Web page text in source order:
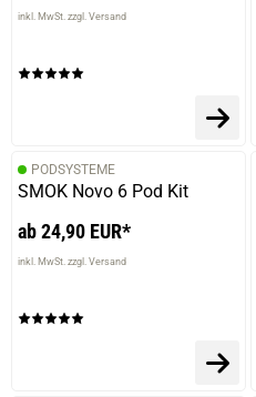
inkl. MwSt. zzgl. Versand
PODSYSTEME
SMOK Novo 6 Pod Kit
ab 24,90 EUR*
inkl. MwSt. zzgl. Versand